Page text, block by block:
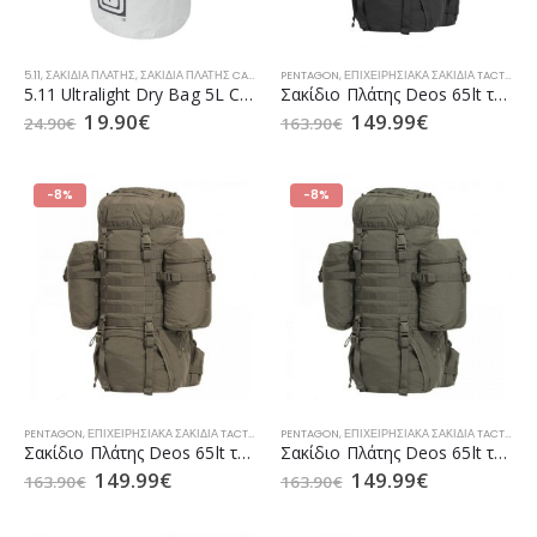
5.11,ΣΑΚΊΔΙΑ ΠΛΆΤΗΣ,ΣΑΚΊΔΙΑ ΠΛΆΤΗΣ CAMPING ,ΣΑΚΊΔΙΑ ΠΛΆΤΗΣ Ε.Δ.,ΣΑΚΊΔΙΑ ΠΛΆΤΗΣ Ε.Δ.Σ.Α.
5.11 Ultralight Dry Bag 5L Cinder (56845)
24.90€ 19.90€
PENTAGON,ΕΠΙΧΕΙΡΗΣΙΑΚΆ ΣΑΚΊΔΙΑ TACTICAL
Σακίδιο Πλάτης Deos 65lt της PENTAGON Black (K16105)
163.90€ 149.99€
-8%
PENTAGON,ΕΠΙΧΕΙΡΗΣΙΑΚΆ ΣΑΚΊΔΙΑ TACTICAL ΣΑΚΊΔΙΑ ΠΛΆΤΗΣ,ΣΑΚΊΔΙΑ ΠΛΆΤΗΣ CAMPING
Σακίδιο Πλάτης Deos 65lt της PENTAGON Coyote (K16105)
163.90€ 149.99€
-8%
PENTAGON,ΕΠΙΧΕΙΡΗΣΙΑΚΆ ΣΑΚΊΔΙΑ TACTICAL
Σακίδιο Πλάτης Deos 65lt της PENTAGON RAL7013 (K16105)
163.90€ 149.99€